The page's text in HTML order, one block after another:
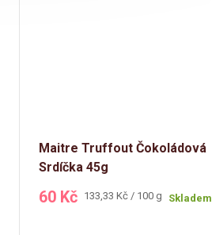
Maitre Truffout Čokoládová
Srdíčka 45g
60 Kč Měrná
133,33 Kč / 100 g Skladem